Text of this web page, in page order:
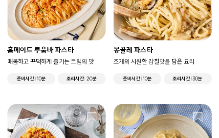
홈메이드 투움바 파스타
매콤하고 꾸덕하게 즐기는 크림의 맛
준비시간 10분 조리시간 20분
봉골레 파스타
조개의 시원한 감칠맛을 담은 요리
준비시간 10분 조리시간 30분